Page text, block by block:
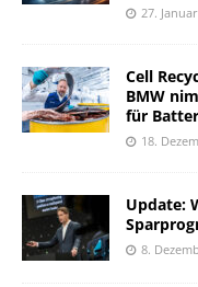
27.
Cell
BMW
für
18.
Update:
8.